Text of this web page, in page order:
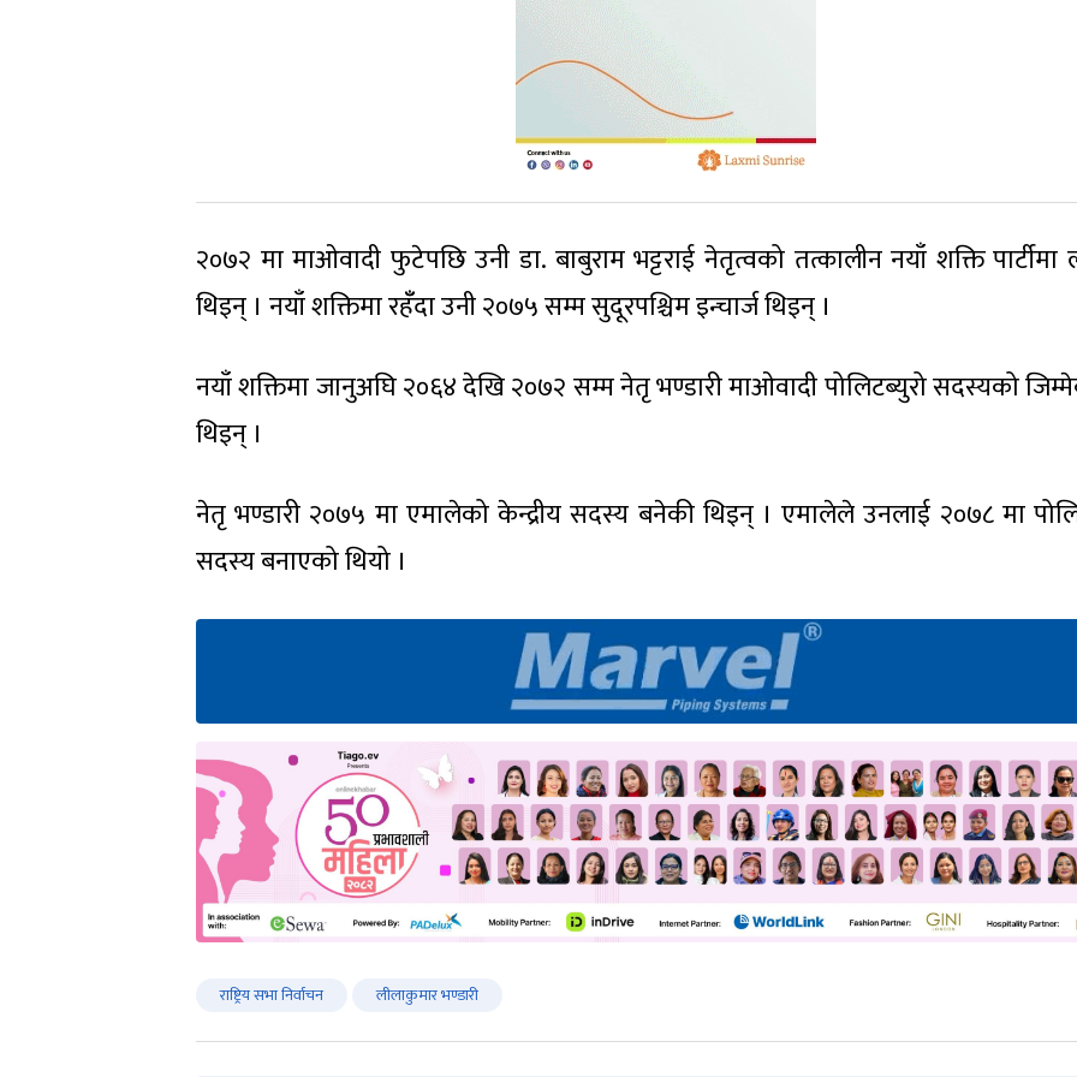
२०७२ मा माओवादी फुटेपछि उनी डा. बाबुराम भट्टराई नेतृत्वको तत्कालीन नयाँ शक्ति पार्टीमा
थिइन् । नयाँ शक्तिमा रहँँदा उनी २०७५ सम्म सुदूरपश्चिम इन्चार्ज थिइन् ।
नयाँ शक्तिमा जानुअघि २०६४ देखि २०७२ सम्म नेतृ भण्डारी माओवादी पोलिटब्युरो सदस्यको
थिइन् ।
नेतृ भण्डारी २०७५ मा एमालेको केन्द्रीय सदस्य बनेकी थिइन् । एमालेले उनलाई २०७८ मा
सदस्य बनाएको थियो ।
राष्ट्रिय सभा निर्वाचन लीलाकुमार भण्डारी